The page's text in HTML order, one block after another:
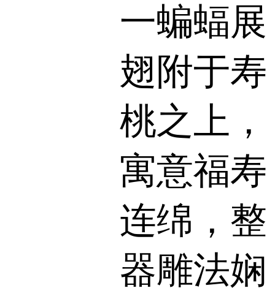
一蝙蝠展
翅附于寿
桃之上，
寓意福寿
连绵，整
器雕法娴